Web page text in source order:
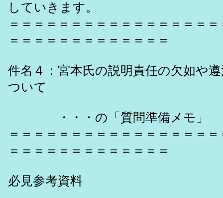
していきます。
＝＝＝＝＝＝＝＝＝＝＝＝＝＝＝＝
＝＝＝＝＝＝＝＝＝＝＝＝＝
件名４：宮本氏の説明責任の欠如や
ついて
・・・の「質問準備メモ」
＝＝＝＝＝＝＝＝＝＝＝＝＝＝＝＝
＝＝＝＝＝＝＝＝＝＝＝＝＝
必見参考資料